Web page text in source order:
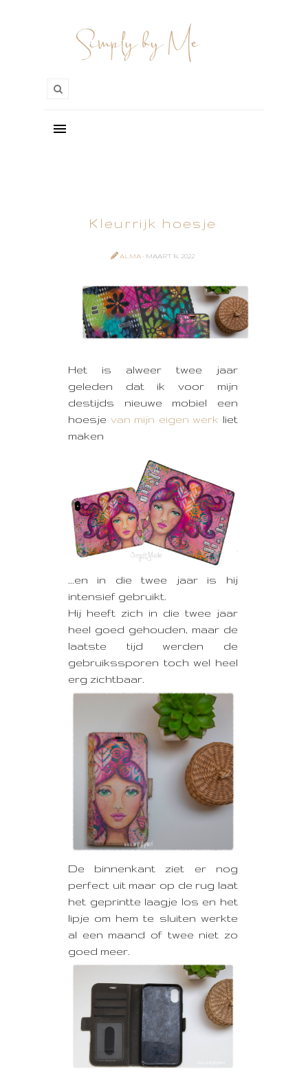
Kleurrijk hoesje
ALMA - MAART 14, 2022
Het is alweer twee jaar
geleden dat ik voor mijn
destijds nieuwe mobiel een
hoesje van mijn eigen werk liet
maken
...en in die twee jaar is hij
intensief gebruikt.
Hij heeft zich in die twee jaar
heel goed gehouden, maar de
laatste tijd werden de
gebruikssporen toch wel heel
erg zichtbaar.
De binnenkant ziet er nog
perfect uit maar op de rug laat
het geprintte laagje los en het
lipje om hem te sluiten werkte
al een maand of twee niet zo
goed meer.